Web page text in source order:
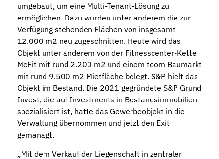
umgebaut, um eine Multi-Tenant-Lösung zu
ermöglichen. Dazu wurden unter anderem die zur
Verfügung stehenden Flächen von insgesamt
12.000 m2 neu zugeschnitten. Heute wird das
Objekt unter anderem von der Fitnesscenter-Kette
McFit mit rund 2.200 m2 und einem toom Baumarkt
mit rund 9.500 m2 Mietfläche belegt. S&P hielt das
Objekt im Bestand. Die 2021 gegründete S&P Grund
Invest, die auf Investments in Bestandsimmobilien
spezialisiert ist, hatte das Gewerbeobjekt in die
Verwaltung übernommen und jetzt den Exit
gemanagt.
„Mit dem Verkauf der Liegenschaft in zentraler